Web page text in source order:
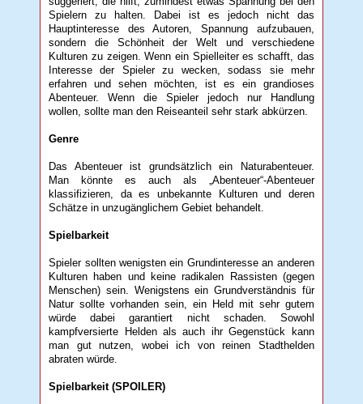
Spielern zu halten. Dabei ist es jedoch nicht das
Hauptinteresse des Autoren, Spannung aufzubauen,
sondern die Schönheit der Welt und verschiedene
Kulturen zu zeigen. Wenn ein Spielleiter es schafft, das
Interesse der Spieler zu wecken, sodass sie mehr
erfahren und sehen möchten, ist es ein grandioses
Abenteuer. Wenn die Spieler jedoch nur Handlung
wollen, sollte man den Reiseanteil sehr stark abkürzen.
Genre
Das Abenteuer ist grundsätzlich ein Naturabenteuer.
Man könnte es auch als „Abenteuer“-Abenteuer
klassifizieren, da es unbekannte Kulturen und deren
Schätze in unzugänglichem Gebiet behandelt.
Spielbarkeit
Spieler sollten wenigsten ein Grundinteresse an anderen
Kulturen haben und keine radikalen Rassisten (gegen
Menschen) sein. Wenigstens ein Grundverständnis für
Natur sollte vorhanden sein, ein Held mit sehr gutem
würde dabei garantiert nicht schaden. Sowohl
kampfversierte Helden als auch ihr Gegenstück kann
man gut nutzen, wobei ich von reinen Stadthelden
abraten würde.
Spielbarkeit (SPOILER)